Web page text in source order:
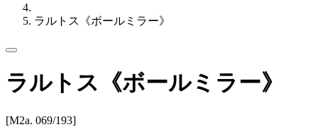
ラルトス《ボールミラー》
ラルトス《ボールミラー》
[M2a. 069/193]